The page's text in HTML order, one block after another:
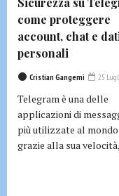
come proteggere
account, chat e
personali
Cristian Gangemi 25
Telegram è una delle
applicazioni di
più utilizzate al mondo
grazie alla sua